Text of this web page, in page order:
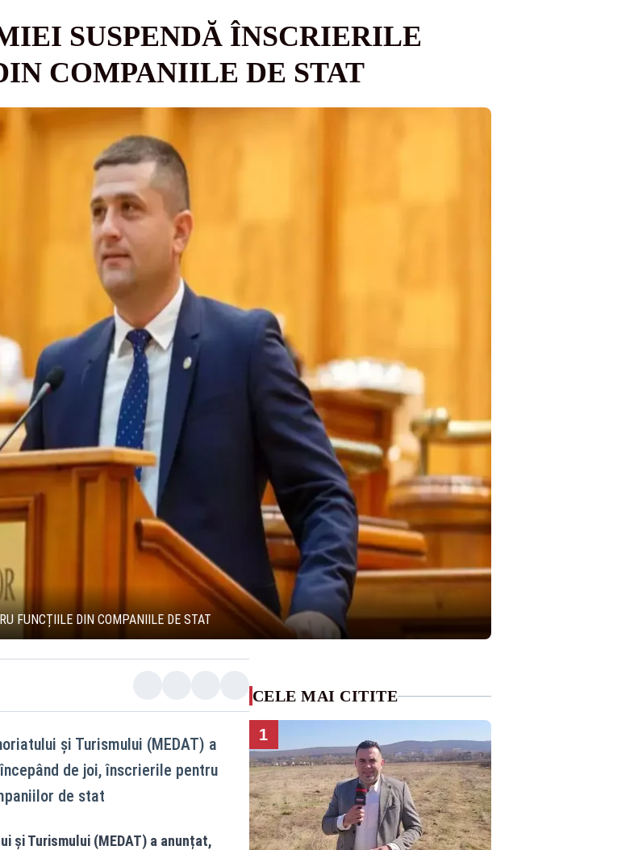
SUSPENDĂ ÎNSCRIERILE
COMPANIILE DE STAT
FUNCȚIILE DIN COMPANIILE DE STAT
şi Turismului (MEDAT) a
de joi, înscrierile pentru
de stat
şi Turismului (MEDAT) a anunțat,
CELE MAI CITITE
1